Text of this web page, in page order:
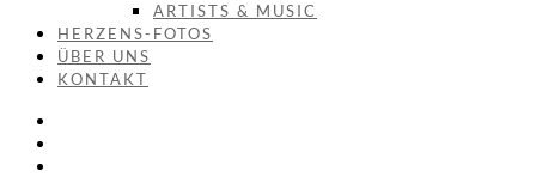
ARTISTS & MUSIC
HERZENS-FOTOS
ÜBER UNS
KONTAKT